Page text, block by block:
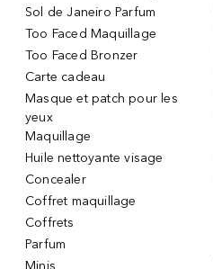
Sol de Janeiro Parfum
Too Faced Maquillage
Too Faced Bronzer
Carte cadeau
Masque et patch pour les
yeux
Maquillage
Huile nettoyante visage
Concealer
Coffret maquillage
Coffrets
Parfum
Minis